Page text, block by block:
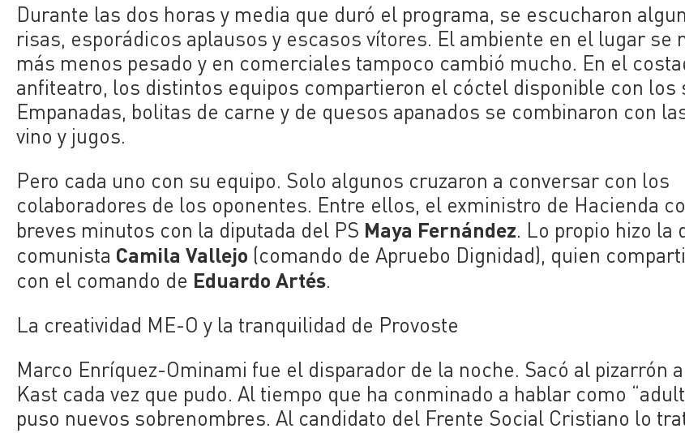
Durante las dos horas y media que duró el programa, se escucharon
risas, esporádicos aplausos y escasos vítores. El ambiente en el lugar se
más menos pesado y en comerciales tampoco cambió mucho. En el
anfiteatro, los distintos equipos compartieron el cóctel disponible con los
Empanadas, bolitas de carne y de quesos apanados se combinaron con
vino y jugos.
Pero cada uno con su equipo. Solo algunos cruzaron a conversar con los
colaboradores de los oponentes. Entre ellos, el exministro de Hacienda
breves minutos con la diputada del PS Maya Fernández. Lo propio hizo la
comunista Camila Vallejo (comando de Apruebo Dignidad), quien
con el comando de Eduardo Artés.
La creatividad ME-O y la tranquilidad de Provoste
Marco Enríquez-Ominami fue el disparador de la noche. Sacó al pizarrón
Kast cada vez que pudo. Al tiempo que ha conminado a hablar como
puso nuevos sobrenombres. Al candidato del Frente Social Cristiano lo